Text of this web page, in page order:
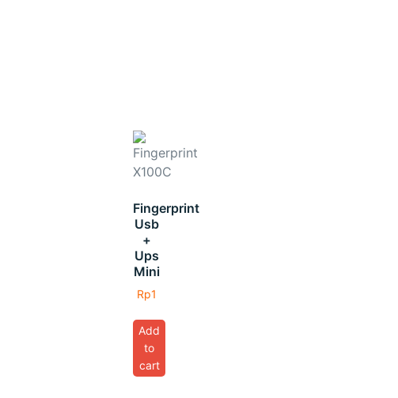
Fingerprint
Usb
+
Ups
Mini
Rp1
Add
to
cart